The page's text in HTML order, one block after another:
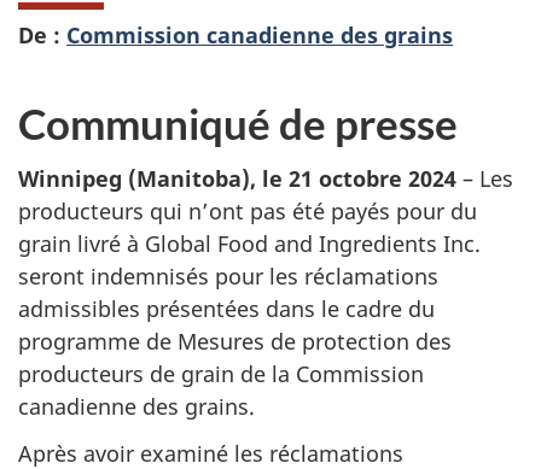
De : Commission canadienne des grains
Communiqué de presse
Winnipeg (Manitoba), le 21 octobre 2024 – Les
producteurs qui n’ont pas été payés pour du
grain livré à Global Food and Ingredients Inc.
seront indemnisés pour les réclamations
admissibles présentées dans le cadre du
programme de Mesures de protection des
producteurs de grain de la Commission
canadienne des grains.
Après avoir examiné les réclamations